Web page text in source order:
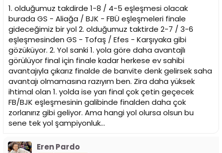
1. olduğumuz takdirde 1-8 / 4-5 eşleşmesi olacak
burada GS - Aliağa / BJK - FBÜ eşleşmeleri finale
gideceğimiz bir yol 2. olduğumuz taktirde 2-7 / 3-6
eşleşmesinden GS - Tofaş / Efes - Karşıyaka gibi
gözüküyor. 2. Yol sanki 1. yola göre daha avantajlı
görülüyor final için finale kadar herkese ev sahibi
avantajıyla çıkarız finalde de banvite denk gelirsek saha
avantajı olmamasına razıyım ben. Zira daha yüksek
ihtimal olan 1. yolda ise yarı final çok çetin geçecek
FB/BJK eşleşmesinin galibinde finalden daha çok
zorlanırız gibi geliyor. Ama hangi yol olursa olsun bu
sene tek yol şampiyonluk...
Eren Pardo